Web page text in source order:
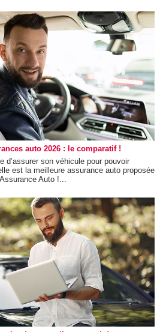
auto 2026 : le comparatif !
d’assurer son véhicule pour pouvoir
est la meilleure assurance auto proposée
Auto !...